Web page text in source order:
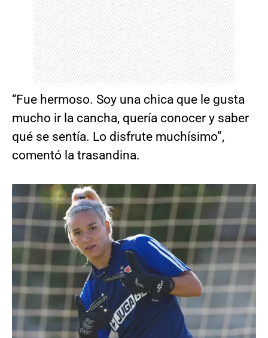
“Fue hermoso. Soy una chica que le gusta
mucho ir la cancha, quería conocer y saber
qué se sentía. Lo disfrute muchísimo”,
comentó la trasandina.